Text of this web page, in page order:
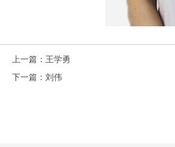
上一篇： 王学勇
下一篇： 刘伟